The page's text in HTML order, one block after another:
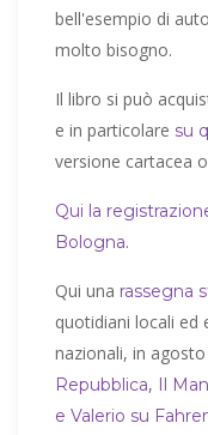
bell'esempio di
molto bisogno.
Il libro si può
e in particolare su
versione cartacea
Qui la
Bologna.
Qui una rassegna
quotidiani locali ed
nazionali, in
Repubblica, Il
e Valerio su